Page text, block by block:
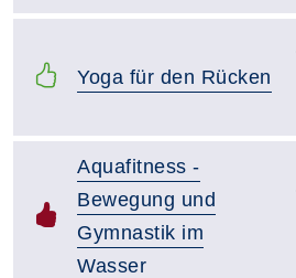
Yoga für den Rücken
Aquafitness -
Bewegung und
Gymnastik im
Wasser